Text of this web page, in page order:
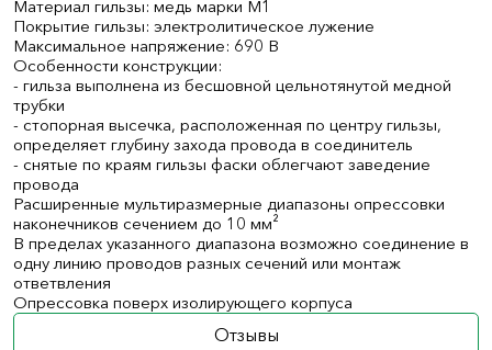
Материал гильзы: медь марки М1
Покрытие гильзы: электролитическое лужение
Максимальное напряжение: 690 В
Особенности конструкции:
- гильза выполнена из бесшовной цельнотянутой медной
трубки
- стопорная высечка, расположенная по центру гильзы,
определяет глубину захода провода в соединитель
- снятые по краям гильзы фаски облегчают заведение
провода
Расширенные мультиразмерные диапазоны опрессовки
наконечников сечением до 10 мм²
В пределах указанного диапазона возможно соединение в
одну линию проводов разных сечений или монтаж
ответвления
Опрессовка поверх изолирующего корпуса
Отзывы